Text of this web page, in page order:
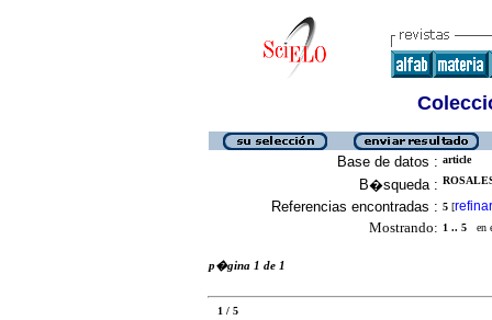
Base de datos : article
B�squeda :
Referencias encontradas : 5 [refinar
Mostrando: 1 .. 5 en
p�gina 1 de 1
1 / 5